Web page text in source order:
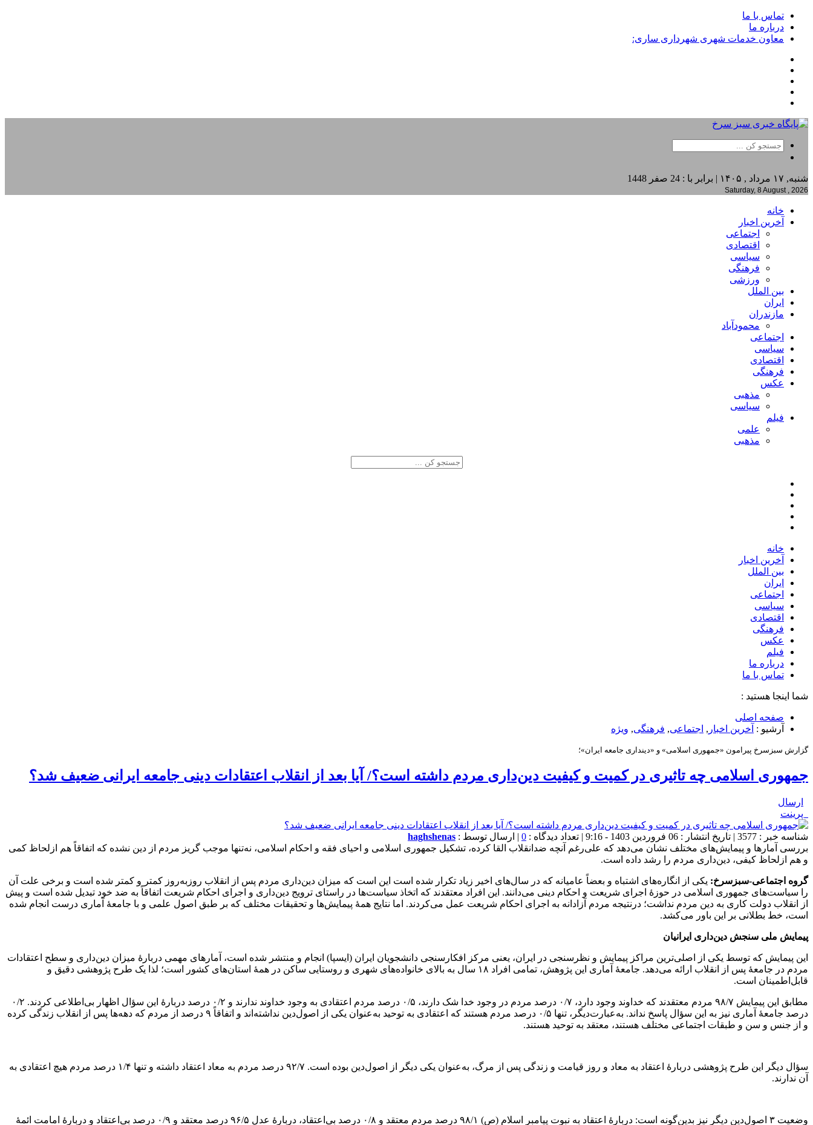
تماس با ما
درباره ما
معاون خدمات شهری شهرداری ساری:
شنبه, ۱۷ مرداد , ۱۴۰۵ | برابر با : 24 صفر 1448
Saturday, 8 August , 2026
خانه
آخرین اخبار
اجتماعی
اقتصادی
سیاسی
فرهنگی
ورزشی
بین الملل
ایران
مازندران
محمودآباد
اجتماعی
سیاسی
اقتصادی
فرهنگی
عکس
مذهبی
سیاسی
فیلم
علمی
مذهبی
خانه
آخرین اخبار
بین الملل
ایران
اجتماعی
سیاسی
اقتصادی
فرهنگی
عکس
فیلم
درباره ما
تماس با ما
شما اینجا هستید :
صفحه اصلی
آرشیو : آخرین اخبار , اجتماعی, فرهنگی, ویژه
گزارش سبزسرخ پیرامون «جمهوری اسلامی» و «دینداری جامعه ایران»؛
جمهوری اسلامی چه تاثیری در کمیت و کیفیت دین‌داری مردم داشته است؟/ آیا بعد از انقلاب اعتقادات دینی جامعه ایرانی ضعیف شد؟
ارسال
پرینت
شناسه خبر : 3577 | تاریخ انتشار : 06 فروردین 1403 - 9:16 | تعداد دیدگاه : 0 | ارسال توسط : haghshenas
بررسی آمارها و پیمایش‌های مختلف نشان می‌دهد که علی‌رغم آنچه ضدانقلاب القا کرده، تشکیل جمهوری اسلامی و احیای فقه و احکام اسلامی، نه‌تنها موجب گریز مردم از دین نشده که اتفاقاً هم ازلحاظ کمی
و هم ازلحاظ کیفی، دین‌داری مردم را رشد داده است.
گروه اجتماعی-سبزسرخ: یکی از انگاره‌های اشتباه و بعضاً عامیانه که در سال‌های اخیر زیاد تکرار شده است این است که میزان دین‌داری مردم پس از انقلاب روزبه‌روز کمتر و کمتر شده است و برخی علت آن
را سیاست‌های جمهوری اسلامی در حوزۀ اجرای شریعت و احکام دینی می‌دانند. این افراد معتقدند که اتخاذ سیاست‌ها در راستای ترویج دین‌داری و اجرای احکام شریعت اتفاقاً به ضد خود تبدیل شده است و پیش
از انقلاب دولت کاری به دین مردم نداشت؛ درنتیجه مردم آزادانه به اجرای احکام شریعت عمل می‌کردند. اما نتایج همۀ پیمایش‌ها و تحقیقات مختلف که بر طبق اصول علمی و با جامعۀ آماری درست انجام شده
است، خط بطلانی بر این باور می‌کشد.
پیمایش ملی سنجش دین‌داری ایرانیان
این پیمایش که توسط یکی از اصلی‌ترین مراکز پیمایش و نظرسنجی در ایران، یعنی مرکز افکارسنجی دانشجویان ایران (ایسپا) انجام و منتشر شده است، آمارهای مهمی دربارۀ میزان دین‌داری و سطح اعتقادات
مردم در جامعۀ پس از انقلاب ارائه می‌دهد. جامعۀ آماری این پژوهش، تمامی افراد ۱۸ سال به بالای خانواده‌های شهری و روستایی ساکن در همۀ استان‌های کشور است؛ لذا یک طرح پژوهشی دقیق و
قابل‌اطمینان است.
مطابق این پیمایش ۹۸/۷ مردم معتقدند که خداوند وجود دارد، ۰/۷ درصد مردم در وجود خدا شک دارند، ۰/۵ درصد مردم اعتقادی به وجود خداوند ندارند و ۰/۲ درصد دربارۀ این سؤال اظهار بی‌اطلاعی کردند. ۰/۲
درصد جامعۀ آماری نیز به این سؤال پاسخ نداند. به‌عبارت‌دیگر، تنها ۰/۵ درصد مردم هستند که اعتقادی به توحید به‌عنوان یکی از اصول‌دین نداشته‌اند و اتفاقاً ۹ درصد از مردم که دهه‌ها پس از انقلاب زندگی کرده
و از جنس و سن و طبقات اجتماعی مختلف هستند، معتقد به توحید هستند.
سؤال دیگر این طرح پژوهشی دربارۀ اعتقاد به معاد و روز قیامت و زندگی پس از مرگ، به‌عنوان یکی دیگر از اصول‌دین بوده است. ۹۲/۷ درصد مردم به معاد اعتقاد داشته و تنها ۱/۴ درصد مردم هیچ اعتقادی به
آن ندارند.
وضعیت ۳ اصول‌دین دیگر نیز بدین‌گونه است: دربارۀ اعتقاد به نبوت پیامبر اسلام (ص) ۹۸/۱ درصد مردم معتقد و ۰/۸ درصد بی‌اعتقاد، دربارۀ عدل ۹۶/۵ درصد معتقد و ۰/۹ درصد بی‌اعتقاد و دربارۀ امامت ائمۀ